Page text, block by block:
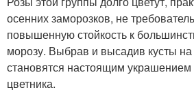
осенних заморозков, не
повышенную стойкость к
морозу. Выбрав и высадив кусты на
становятся настоящим
цветника.